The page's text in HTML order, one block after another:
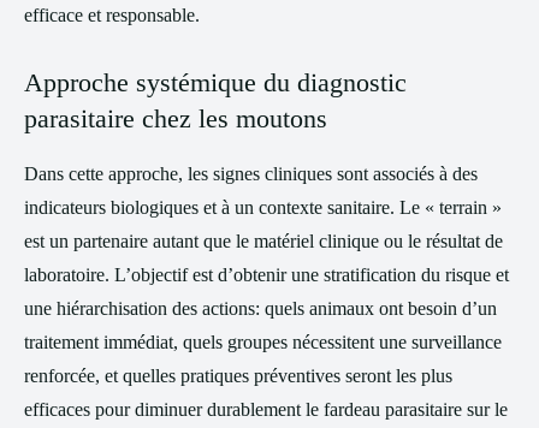
efficace et responsable.
Approche systémique du diagnostic
parasitaire chez les moutons
Dans cette approche, les signes cliniques sont associés à des
indicateurs biologiques et à un contexte sanitaire. Le « terrain »
est un partenaire autant que le matériel clinique ou le résultat de
laboratoire. L’objectif est d’obtenir une stratification du risque et
une hiérarchisation des actions: quels animaux ont besoin d’un
traitement immédiat, quels groupes nécessitent une surveillance
renforcée, et quelles pratiques préventives seront les plus
efficaces pour diminuer durablement le fardeau parasitaire sur le